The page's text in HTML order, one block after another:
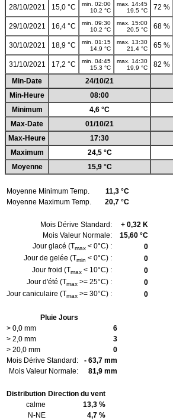
28/10/2021 15,0 °C
min. 02:00
10,2 °C
max. 14:45
19,5 °C
72 %
29/10/2021 16,4 °C
min. 09:30
10,2 °C
max. 15:00
20,5 °C
68 %
30/10/2021 18,9 °C
min. 01:15
14,9 °C
max. 13:30
21,4 °C
65 %
31/10/2021 17,2 °C
min. 04:45
15,3 °C
max. 14:30
19,9 °C
82 %
Min-Date
24/10/21
Min-Heure
08:00
Minimum
4,6 °C
Max-Date
01/10/21
Max-Heure
17:30
Maximum
24,5 °C
Moyenne
15,9 °C
Moyenne Minimum Temp.
11,3 °C
Moyenne Maximum Temp.
20,7 °C
Mois Dérive Standard:
+ 0,32 K
Mois Valeur Normale:
15,60 °C
Jour glacé (Tmax < 0°C) :
0
Jour de gelée (Tmin < 0°C) :
0
Jour froid (Tmax < 10°C) :
0
Jour d'été (Tmax >= 25°C) :
0
Jour caniculaire (Tmax >= 30°C) : 0
Pluie Jours
> 0,0 mm
6
> 2,0 mm
3
> 20,0 mm
0
Mois Dérive Standard:
- 63,7 mm
Mois Valeur Normale:
81,9 mm
Distribution Direction du vent
calme
13,3 %
N-NE
4,7 %